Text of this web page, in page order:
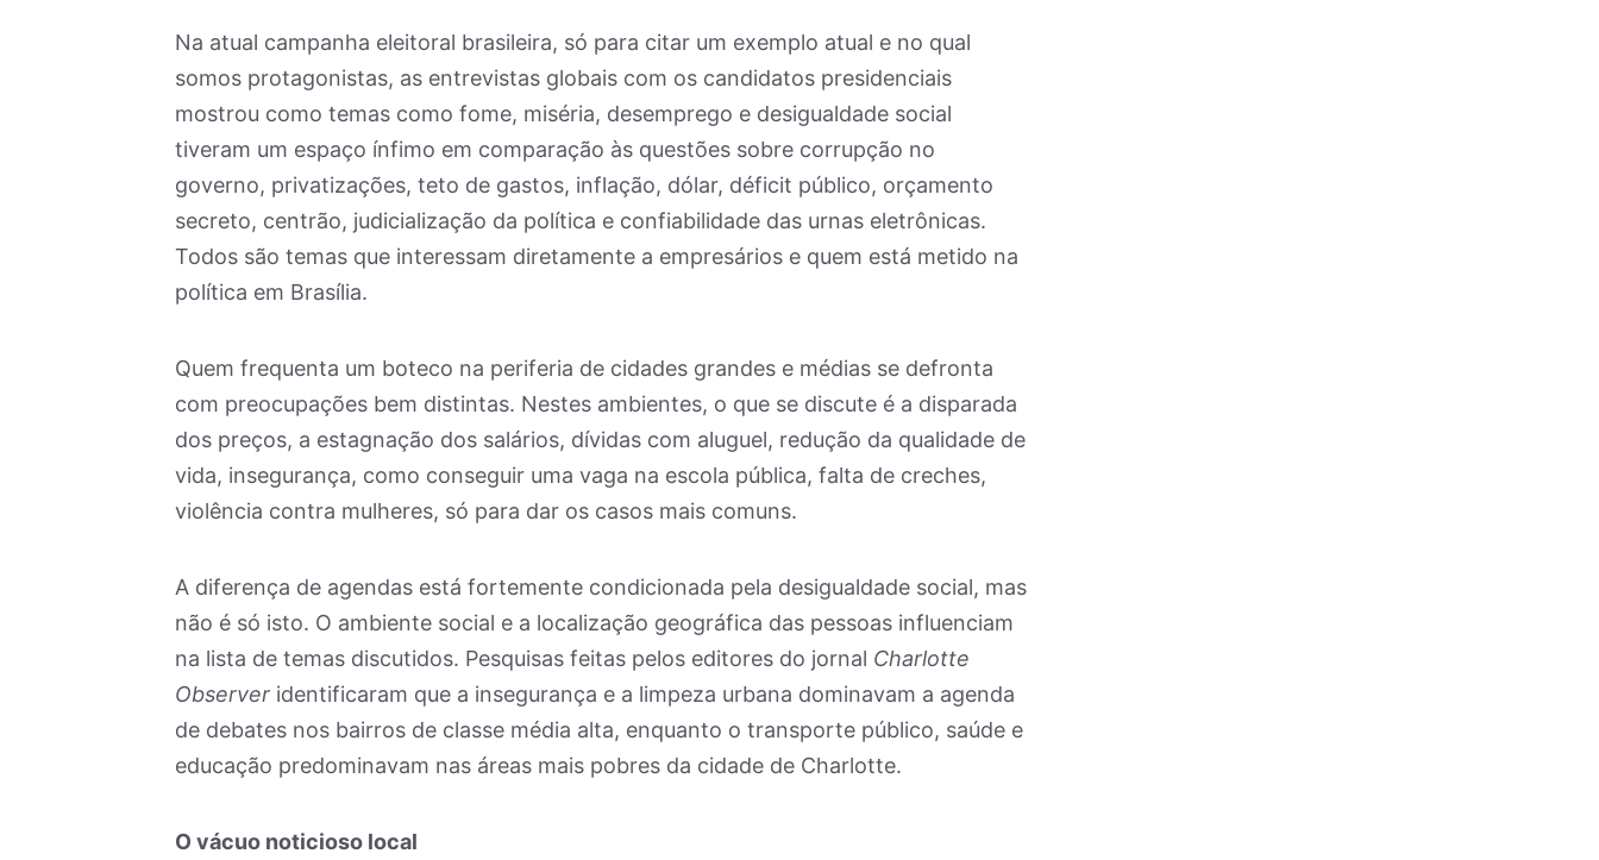
Na atual campanha eleitoral brasileira, só para citar um exemplo atual e no qual
somos protagonistas, as entrevistas globais com os candidatos presidenciais
mostrou como temas como fome, miséria, desemprego e desigualdade social
tiveram um espaço ínfimo em comparação às questões sobre corrupção no
governo, privatizações, teto de gastos, inflação, dólar, déficit público, orçamento
secreto, centrão, judicialização da política e confiabilidade das urnas eletrônicas.
Todos são temas que interessam diretamente a empresários e quem está metido na
política em Brasília.
Quem frequenta um boteco na periferia de cidades grandes e médias se defronta
com preocupações bem distintas. Nestes ambientes, o que se discute é a disparada
dos preços, a estagnação dos salários, dívidas com aluguel, redução da qualidade de
vida, insegurança, como conseguir uma vaga na escola pública, falta de creches,
violência contra mulheres, só para dar os casos mais comuns.
A diferença de agendas está fortemente condicionada pela desigualdade social, mas
não é só isto. O ambiente social e a localização geográfica das pessoas influenciam
na lista de temas discutidos. Pesquisas feitas pelos editores do jornal Charlotte
Observer identificaram que a insegurança e a limpeza urbana dominavam a agenda
de debates nos bairros de classe média alta, enquanto o transporte público, saúde e
educação predominavam nas áreas mais pobres da cidade de Charlotte.
O vácuo noticioso local